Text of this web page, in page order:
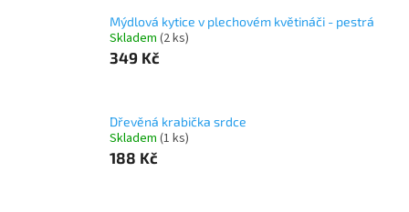
Mýdlová kytice v plechovém květináči - pestrá
Skladem (2 ks)
349 Kč
Dřevěná krabička srdce
Skladem (1 ks)
188 Kč